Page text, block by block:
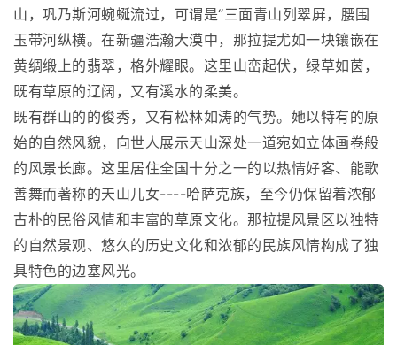
山，巩乃斯河蜿蜒流过，可谓是“三面青山列翠屏，腰围
玉带河纵横。在新疆浩瀚大漠中，那拉提尤如一块镶嵌在
黄绸缎上的翡翠，格外耀眼。这里山峦起伏，绿草如茵，
既有草原的辽阔，又有溪水的柔美。
既有群山的的俊秀，又有松林如涛的气势。她以特有的原
始的自然风貌，向世人展示天山深处一道宛如立体画卷般
的风景长廊。这里居住全国十分之一的以热情好客、能歌
善舞而著称的天山儿女----哈萨克族，至今仍保留着浓郁
古朴的民俗风情和丰富的草原文化。那拉提风景区以独特
的自然景观、悠久的历史文化和浓郁的民族风情构成了独
具特色的边塞风光。